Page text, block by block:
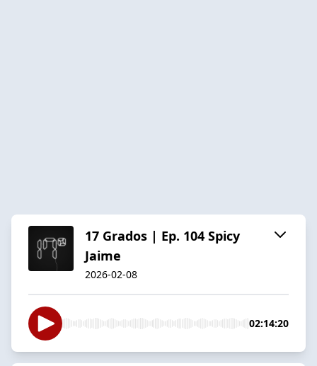
17 Grados | Ep. 104 Spicy
Jaime
2026-02-08
02:14:20